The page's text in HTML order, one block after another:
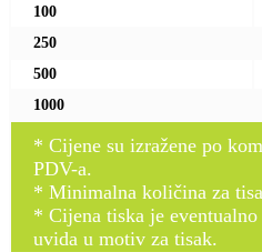
100
250
500
1000
* Cijene su izražene po
PDV-a.
* Minimalna količina za
* Cijena tiska je
uvida u motiv za tisak.